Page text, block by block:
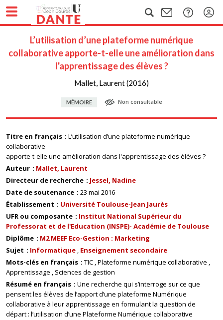
L’utilisation d’une plateforme numérique
collaborative apporte-t-elle une amélioration dans
l'apprentissage des élèves ?
Mallet, Laurent (2016)
MÉMOIRE Non consultable
Titre en français
L’utilisation d’une plateforme numérique
collaborative
apporte-t-elle une amélioration dans l'apprentissage des élèves ?
Auteur
Mallet, Laurent
Directeur de recherche
Jessel, Nadine
Date de soutenance
23 mai 2016
Établissement
Université Toulouse-Jean Jaurès
UFR ou composante
Institut National Supérieur du
Professorat et de l'Education (INSPE)- Académie de Toulouse
Diplôme
M2 MEEF Eco-Gestion : Marketing
Sujet
Informatique Enseignement secondaire
Mots-clés en français
TIC Plateforme numérique collaborative
Apprentissage
Sciences de gestion
Résumé en français
Une recherche qui s’interroge sur ce que
pensent les élèves de l’apport d’une plateforme Numérique
collaborative à leur apprentissage en formulant la question de
départ : l’utilisation d’une Plateforme Numérique collaborative